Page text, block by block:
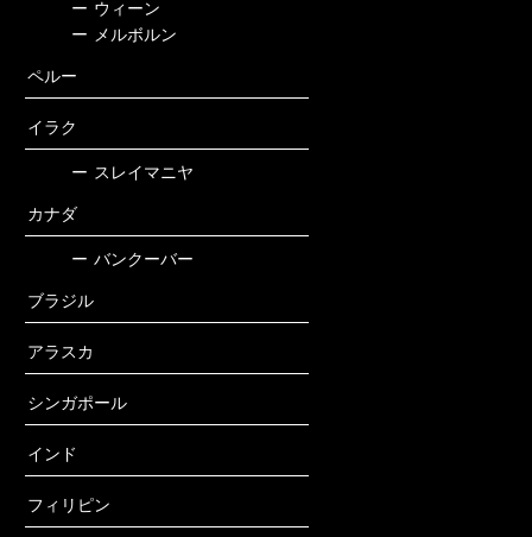
ー ウィーン
ー
メルボルン
ペルー
イラク
ー スレイマニヤ
カナダ
ー バンクーバー
ブラジル
アラスカ
シンガポール
インド
フィリピン